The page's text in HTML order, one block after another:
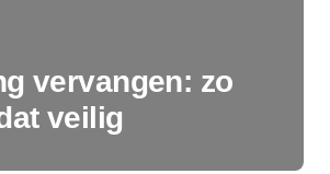
vervangen: zo
veilig